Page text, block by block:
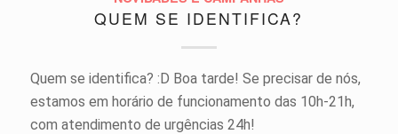
QUEM SE IDENTIFICA?
Quem se identifica? :D Boa tarde! Se precisar de nós,
estamos em horário de funcionamento das 10h-21h,
com atendimento de urgências 24h!